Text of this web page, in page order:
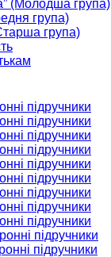
(Молодша група)
група)
група)
підручники
підручники
підручники
підручники
підручники
підручники
підручники
підручники
підручники
підручники
підручники